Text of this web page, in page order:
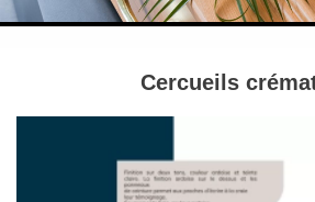
Cercueils